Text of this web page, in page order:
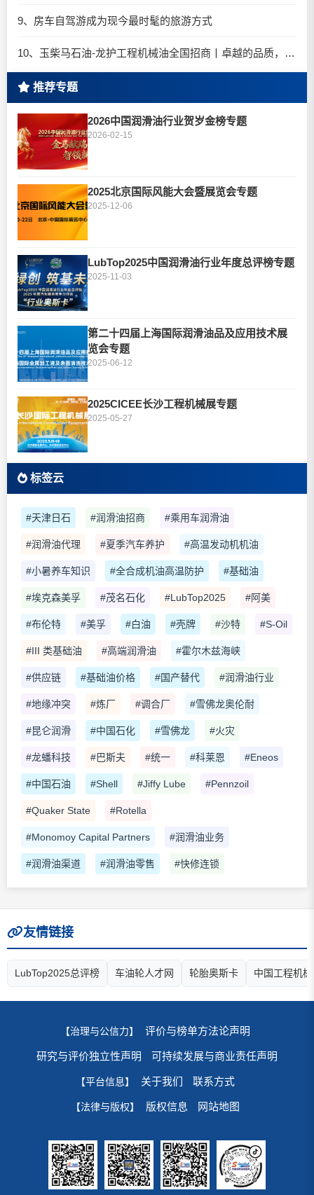
9、房车自驾游成为现今最时髦的旅游方式
10、玉柴马石油-龙护工程机械油全国招商丨卓越的品质，专业的品牌！
推荐专题
2026中国润滑油行业贺岁金榜专题
2026-02-15
2025北京国际风能大会暨展览会专题
2025-12-06
LubTop2025中国润滑油行业年度总评榜专题
2025-11-03
第二十四届上海国际润滑油品及应用技术展
览会专题
2025-06-12
2025CICEE长沙工程机械展专题
2025-05-27
标签云
#天津日石 #润滑油招商 #乘用车润滑油
#润滑油代理 #夏季汽车养护 #高温发动机机油
#小暑养车知识 #全合成机油高温防护 #基础油
#埃克森美孚 #茂名石化 #LubTop2025 #阿美
#布伦特 #美孚 #白油 #壳牌 #沙特 #S-Oil
#III 类基础油 #高端润滑油 #霍尔木兹海峡
#供应链 #基础油价格 #国产替代 #润滑油行业
#地缘冲突 #炼厂 #调合厂 #雪佛龙奥伦耐
#昆仑润滑 #中国石化 #雪佛龙 #火灾
#龙蟠科技 #巴斯夫 #统一 #科莱恩 #Eneos
#中国石油 #Shell #Jiffy Lube #Pennzoil
#Quaker State #Rotella
#Monomoy Capital Partners #润滑油业务
#润滑油渠道 #润滑油零售 #快修连锁
友情链接
LubTop2025总评榜 车油轮人才网 轮胎奥斯卡 中国工程机
【治理与公信力】 评价与榜单方法论声明
研究与评价独立性声明 可持续发展与商业责任声明
【平台信息】 关于我们 联系方式
【法律与版权】 版权信息 网站地图